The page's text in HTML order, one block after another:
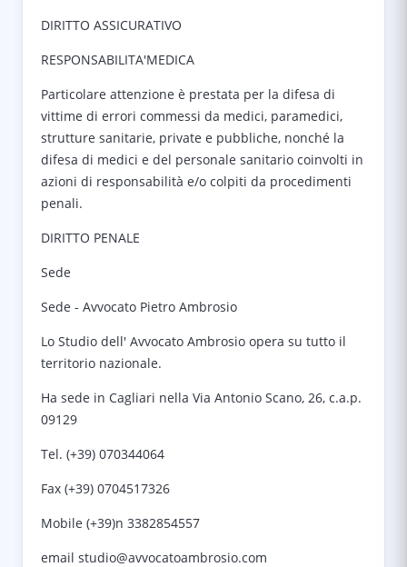
DIRITTO ASSICURATIVO
RESPONSABILITA'MEDICA
Particolare attenzione è prestata per la difesa di
vittime di errori commessi da medici, paramedici,
strutture sanitarie, private e pubbliche, nonché la
difesa di medici e del personale sanitario coinvolti in
azioni di responsabilità e/o colpiti da procedimenti
penali.
DIRITTO PENALE
Sede
Sede - Avvocato Pietro Ambrosio
Lo Studio dell' Avvocato Ambrosio opera su tutto il
territorio nazionale.
Ha sede in Cagliari nella Via Antonio Scano, 26, c.a.p.
09129
Tel. (+39) 070344064
Fax (+39) 0704517326
Mobile (+39)n 3382854557
email studio@avvocatoambrosio.com